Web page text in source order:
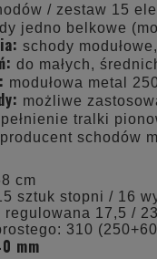
/ zestaw 15
jedno belkowe
schody
do małych,
modułowa metal
możliwe
tralki
schodów
cm
sztuk stopni / 16
17,5 /
310
mm